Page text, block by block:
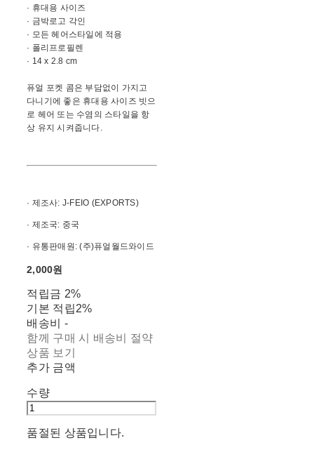
· 휴대용 사이즈
· 금박로고 각인
· 모든 헤어스타일에 적용
· 폴리프로필렌
· 14 x 2.8 cm
퓨얼 포켓 콤은 부담없이 가지고
다니기에 좋은 휴대용 사이즈 빗으
로 헤어 또는 수염의 스타일을 항
상 유지 시켜줍니다.
· 제조사: J-FEIO (EXPORTS)
· 제조국: 중국
· 유통판매원: (주)퓨얼월드와이드
2,000원
적립금 2%
기본 적립2%
배송비 -
함께 구매 시 배송비 절약
상품 보기
추가 금액
수량
품절된 상품입니다.